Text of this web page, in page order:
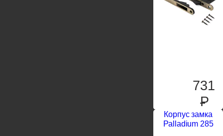
731
P
Корпус замка
Palladium 285